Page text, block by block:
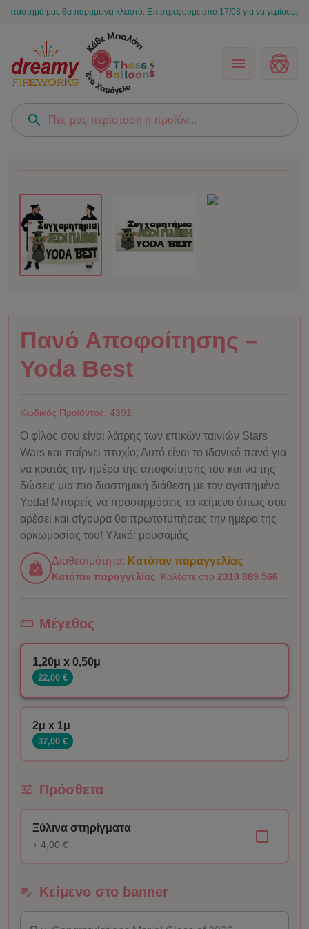
μας θα παραμείνει κλειστό. Επιστρέφουμε από 17/08 για να γεμίσουμε ξανά
Πανό Αποφοίτησης –
Yoda Best
Κωδικός Προϊόντος: 4391
Ο φίλος σου είναι λάτρης των επικών ταινιών Stars
Wars και παίρνει πτυχίο; Αυτό είναι το ιδανικό πανό για
να κρατάς την ημέρα της αποφοίτησής του και να της
δώσεις μια πιο διαστημική διάθεση με τον αγαπημένο
Yoda! Μπορείς να προσαρμόσεις το κείμενο όπως σου
αρέσει και σίγουρα θα πρωτοτυπήσεις την ημέρα της
ορκωμοσίας του! Υλικό: μουσαμάς
Διαθεσιμότητα: Κατόπιν παραγγελίας
Κατόπιν παραγγελίας . Καλέστε στο 2310 889 566
Μέγεθος
1,20μ x 0,50μ
22,00 €
2μ x 1μ
37,00 €
Πρόσθετα
Ξύλινα στηρίγματα
+ 4,00 €
Κείμενο στο banner